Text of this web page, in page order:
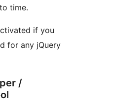
time.
if you
for any jQuery
/